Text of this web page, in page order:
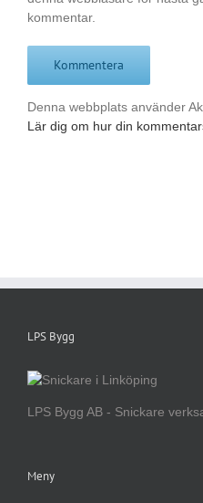
kommentar.
Denna webbplats använder
Lär dig om hur din
LPS Bygg
LPS Bygg AB - Snickare
Meny